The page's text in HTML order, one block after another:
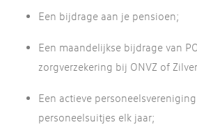
Een bijdrage aan je pensioen;
Een maandelijkse bijdrage van
zorgverzekering bij ONVZ of
Een actieve
personeelsuitjes elk jaar;